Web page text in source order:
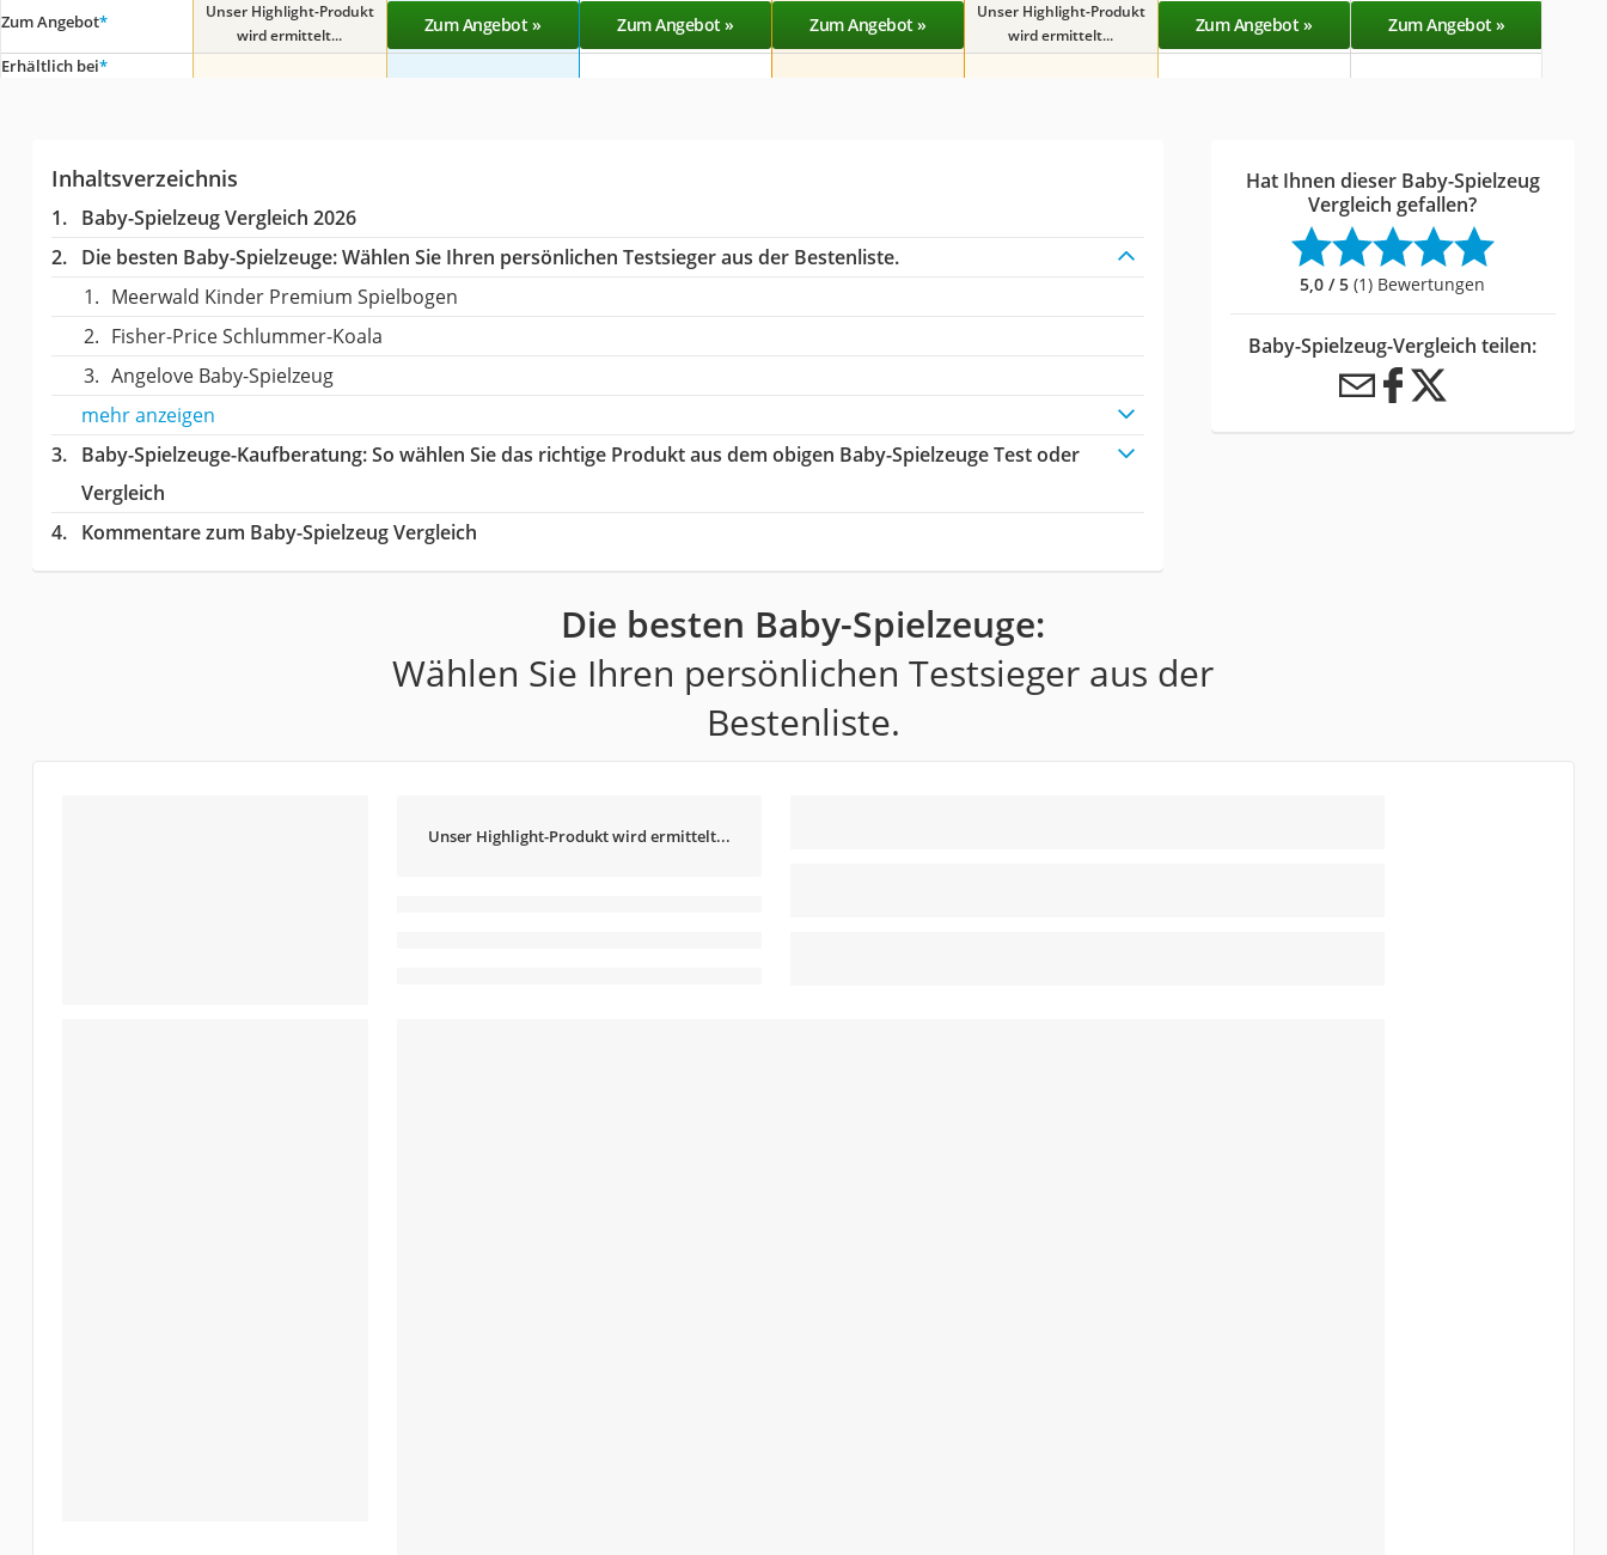
Zum Angebot*
Unser Highlight-Produkt
wird ermittelt...
Zum Angebot » Zum Angebot » Zum Angebot »
Unser Highlight-Produkt
wird ermittelt...
Zum Angebot » Zum Angebot »
Erhältlich bei*
Inhaltsverzeichnis
Baby-Spielzeug Vergleich 2026
Die besten Baby-Spielzeuge:Wählen Sie Ihren persönlichen Testsieger aus der Bestenliste.
Meerwald Kinder Premium Spielbogen
Fisher-Price Schlummer-Koala
Angelove Baby-Spielzeug
mehr anzeigen
Baby-Spielzeuge-Kaufberatung: So wählen Sie das richtige Produkt aus dem obigen Baby-Spielzeuge Test oder
Vergleich
Kommentare zum Baby-Spielzeug Vergleich
Hat Ihnen dieser Baby-Spielzeug
Vergleich gefallen?
5,0 / 5 (1) Bewertungen
Baby-Spielzeug-Vergleich teilen:
Die besten Baby-Spielzeuge:
Wählen Sie Ihren persönlichen Testsieger aus der
Bestenliste.
Unser Highlight-Produkt wird ermittelt...